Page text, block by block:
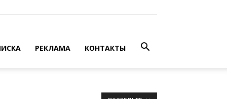
РЕКЛАМА КОНТАКТЫ